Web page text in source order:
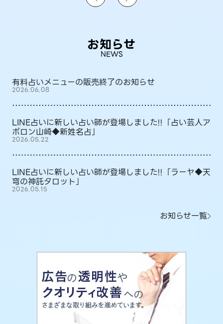
お知らせ
NEWS
有料占いメニューの販売終了のお知らせ
2026.06.08
LINE占いに新しい占い師が登場しました!!「占い芸人ア
ポロン山崎◆新姓名占」
2026.05.22
LINE占いに新しい占い師が登場しました!!「ラーヤ◆天
穹の神託タロット」
2026.05.15
お知らせ一覧